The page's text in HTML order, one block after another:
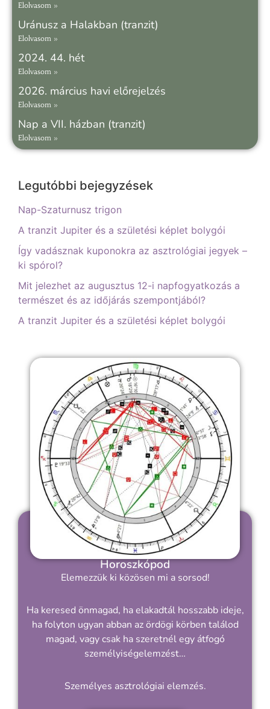
Elolvasom »
Uránusz a Halakban (tranzit)
Elolvasom »
2024. 44. hét
Elolvasom »
2026. március havi előrejelzés
Elolvasom »
Nap a VII. házban (tranzit)
Elolvasom »
Legutóbbi bejegyzések
Nap-Szaturnusz trigon
A tranzit Jupiter és a születési képlet bolygói
Így vadásznak kuponokra az asztrológiai jegyek –
ki spórol?
Mit jelezhet az augusztus 12-i napfogyatkozás a
természet és az időjárás szempontjából?
A tranzit Jupiter és a születési képlet bolygói
Horoszkópod
Elemezzük ki közösen mi a sorsod!
Ha keresed önmagad, ha elakadtál hosszabb ideje,
ha folyton ugyan abban az ördögi körben találod
magad, vagy csak ha szeretnél egy átfogó
személyiségelemzést…
Személyes asztrológiai elemzés.